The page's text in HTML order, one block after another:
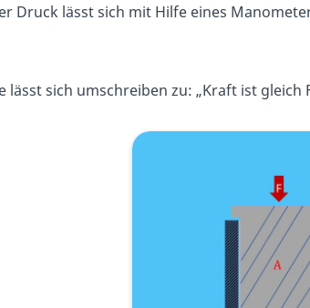
Druck lässt sich mit Hilfe eines
lässt sich umschreiben zu: „Kraft ist gleich